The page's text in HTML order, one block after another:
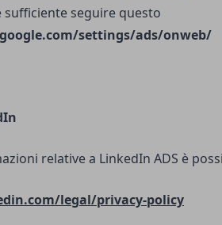
sufficiente seguire questo
settings/ads/onweb/
relative a LinkedIn ADS è
legal/privacy-policy